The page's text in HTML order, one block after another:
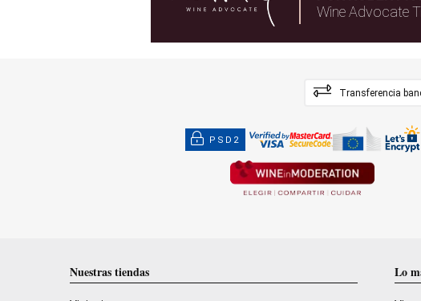
Wine Advocate
Transferencia
PSD2
Nuestras tiendas Lo